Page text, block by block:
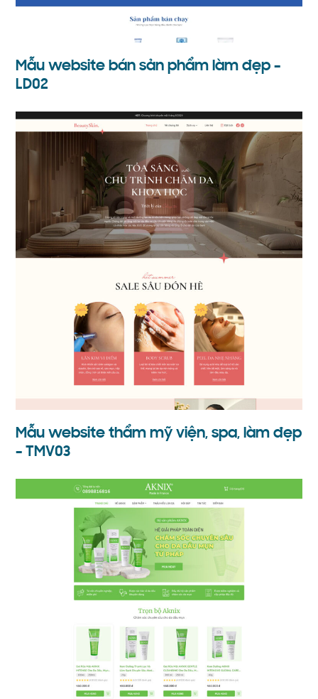
Mẫu website bán sản phẩm làm đẹp –
LD02
Mẫu website thẩm mỹ viện, spa, làm đẹp
– TMV03